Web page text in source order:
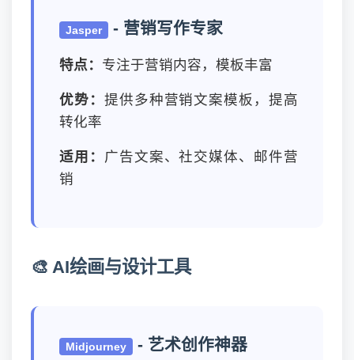
Jasper - 营销写作专家
特点： 专注于营销内容，模板丰富
优势： 提供多种营销文案模板，提高
转化率
适用： 广告文案、社交媒体、邮件营
销
🎨 AI绘画与设计工具
Midjourney - 艺术创作神器